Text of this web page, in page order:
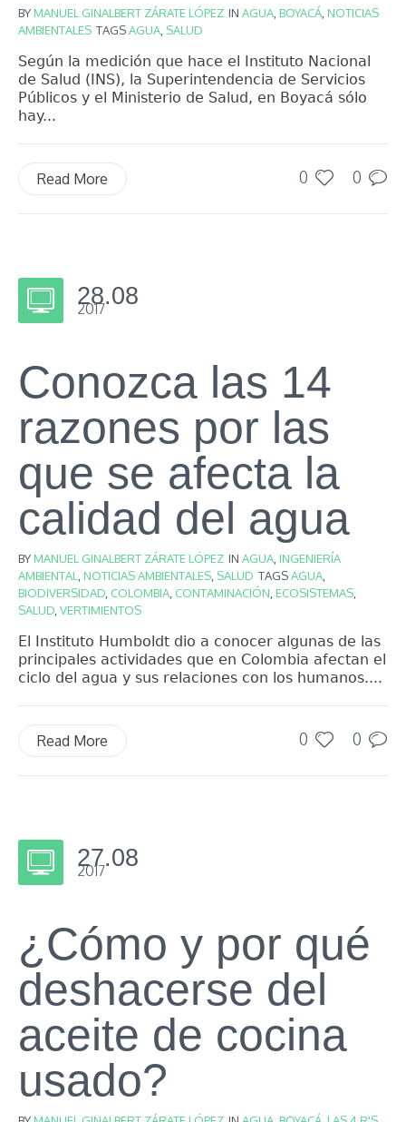
BYMANUEL GINALBERT ZÁRATE LÓPEZ IN AGUA,BOYACÁ,NOTICIAS
AMBIENTALES TAGSAGUA, SALUD
Según la medición que hace el Instituto Nacional
de Salud (INS), la Superintendencia de Servicios
Públicos y el Ministerio de Salud, en Boyacá sólo
hay...
0 0
Read More
28.08
2017
Conozca las 14
razones por las
que se afecta la
calidad del agua
BYMANUEL GINALBERT ZÁRATE LÓPEZ IN AGUA,INGENIERÍA
AMBIENTAL,NOTICIAS AMBIENTALES, SALUD TAGSAGUA,
BIODIVERSIDAD, COLOMBIA, CONTAMINACIÓN,ECOSISTEMAS,
SALUD,VERTIMIENTOS
El Instituto Humboldt dio a conocer algunas de las
principales actividades que en Colombia afectan el
ciclo del agua y sus relaciones con los humanos....
0 0
Read More
27.08
2017
¿Cómo y por qué
deshacerse del
aceite de cocina
usado?